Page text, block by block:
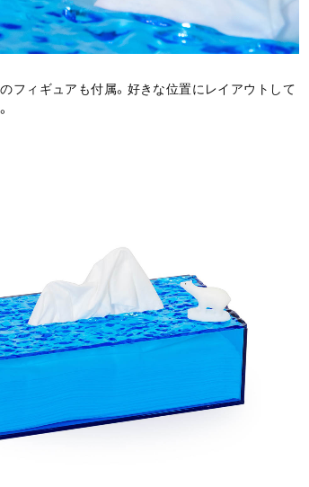
フィギュアも付属。好きな位置にレイアウトして